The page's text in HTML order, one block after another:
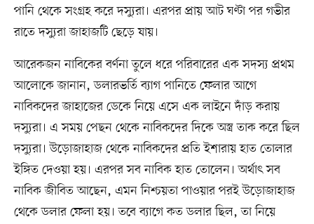
পানি থেকে সংগ্রহ করে দস্যুরা। এরপর প্রায় আট ঘণ্টা পর গভীর
রাতে দস্যুরা জাহাজটি ছেড়ে যায়।
আরেকজন নাবিকের বর্ণনা তুলে ধরে পরিবারের এক সদস্য প্রথম
আলোকে জানান, ডলারভর্তি ব্যাগ পানিতে ফেলার আগে
নাবিকদের জাহাজের ডেকে নিয়ে এসে এক লাইনে দাঁড় করায়
দস্যুরা। এ সময় পেছন থেকে নাবিকদের দিকে অস্ত্র তাক করে ছিল
দস্যুরা। উড়োজাহাজ থেকে নাবিকদের প্রতি ইশারায় হাত তোলার
ইঙ্গিত দেওয়া হয়। এরপর সব নাবিক হাত তোলেন। অর্থাৎ সব
নাবিক জীবিত আছেন, এমন নিশ্চয়তা পাওয়ার পরই উড়োজাহাজ
থেকে ডলার ফেলা হয়। তবে ব্যাগে কত ডলার ছিল, তা নিয়ে